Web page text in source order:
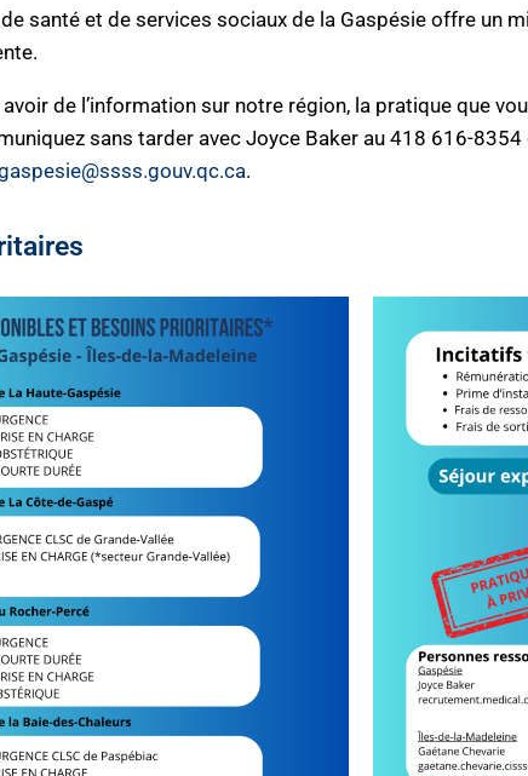
santé et de services sociaux de la Gaspésie offre un
de l’information sur notre région, la pratique que
sans tarder avec Joyce Baker au 418 616-8354
.